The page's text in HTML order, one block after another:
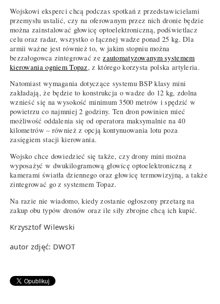
Wojskowi eksperci chcą podczas spotkań z przedstawicielami
przemysłu ustalić, czy na oferowanym przez nich dronie będzie
można zainstalować głowicę optoelektroniczną, podświetlacz
celu oraz radar, wszystko o łącznej wadze ponad 25 kg. Dla
armii ważne jest również to, w jakim stopniu można
bezzałogowca zintegrować zezautomatyzowanym systemem
kierowania ogniem Topaz, z którego korzysta polska artyleria.
Natomiast wymagania dotyczące systemu BSP klasy mini
zakładają, że będzie to konstrukcja o wadze do 12 kg, zdolna
wznieść się na wysokość minimum 3500 metrów i spędzić w
powietrzu co najmniej 2 godziny. Ten dron powinien mieć
możliwość oddalenia się od operatora maksymalnie na 40
kilometrów – również z opcją kontynuowania lotu poza
zasięgiem stacji kierowania.
Wojsko chce dowiedzieć się także, czy drony mini można
wyposażyć w dwukilogramową głowicę optoelektroniczną z
kamerami światła dziennego oraz głowicę termowizyjną, a także
zintegrować go z systemem Topaz.
Na razie nie wiadomo, kiedy zostanie ogłoszony przetarg na
zakup obu typów dronów oraz ile siły zbrojne chcą ich kupić.
Krzysztof Wilewski
autor zdjęć: DWOT